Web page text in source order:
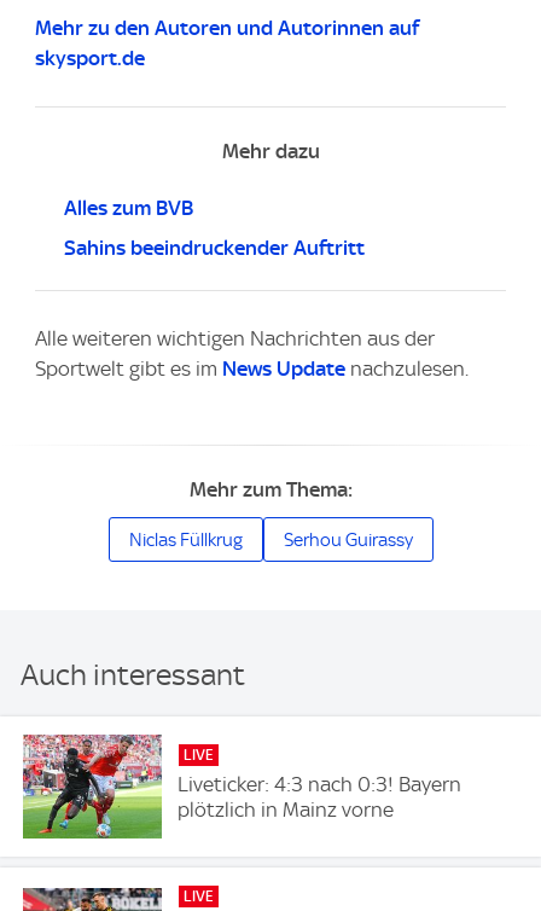
Mehr zu den Autoren und Autorinnen auf
skysport.de
Mehr dazu
Alles zum BVB
Sahins beeindruckender Auftritt
Alle weiteren wichtigen Nachrichten aus der
Sportwelt gibt es im News Update nachzulesen.
Mehr zum Thema:
Niclas Füllkrug Serhou Guirassy
Auch interessant
LIVE
Liveticker: 4:3 nach 0:3! Bayern
plötzlich in Mainz vorne
LIVE